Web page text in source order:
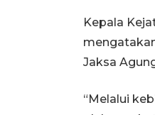
Kepala
Jaksa
“Melalui